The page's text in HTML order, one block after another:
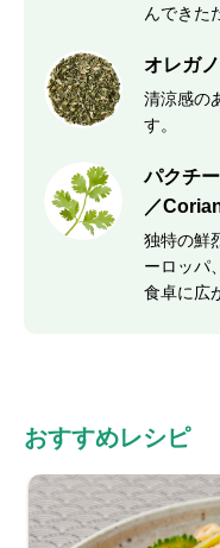
んできた
オレガ
清涼感の
す。
パクチ
／
独特の鮮
ーロッパ
食卓に広
おすすめレシピ